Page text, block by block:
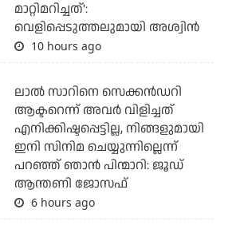
മാറ്റിമറിച്ചത്':
വെളിപ്പെടുത്തലുമായി അശ്വിന്‍
10 hours ago
ലാല്‍ സാറിനെ സെക്കന്‍ഡറി
ആക്ടറെന്ന് അവര്‍ വിളിച്ചത്
എനിക്കിഷ്ടപ്പെട്ടില്ല, നിങ്ങളുമായി
ഇനി സിനിമ ചെയ്യുന്നില്ലെന്ന്
പറഞ്ഞ് ഞാന്‍ പിന്മാറി: ജൂഡ്
ആന്തണി ജോസഫ്
6 hours ago